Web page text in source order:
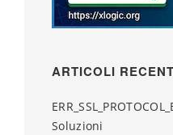
ARTICOLI
Soluzioni